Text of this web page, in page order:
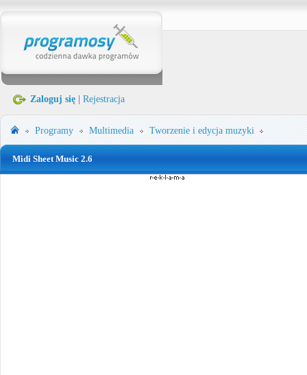
Zaloguj się Rejestracja
Programy Multimedia Tworzenie i edycja muzyki
Midi Sheet Music 2.6